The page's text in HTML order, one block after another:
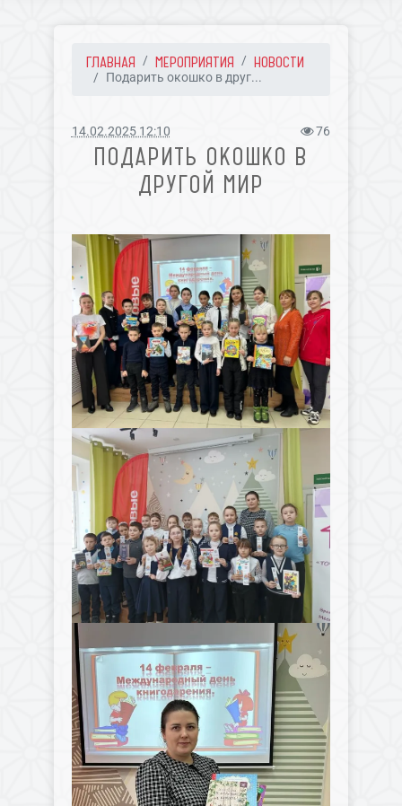
ГЛАВНАЯ МЕРОПРИЯТИЯ НОВОСТИ
Подарить окошко в друг...
14.02.2025 12:10 76
ПОДАРИТЬ ОКОШКО В
ДРУГОЙ МИР